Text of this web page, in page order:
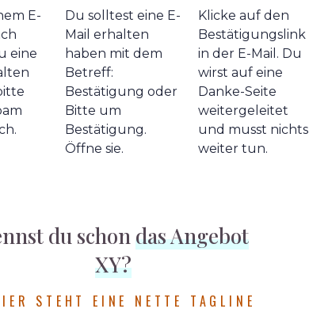
E-
eine
Du solltest eine E-
Mail erhalten
haben mit dem
Betreff:
Bestätigung oder
Bitte um
Bestätigung.
Öffne sie.
Klicke auf den
Bestätigungslink
in der E-Mail. Du
wirst auf eine
Danke-Seite
weitergeleitet
und musst nichts
weiter tun.
du schon das Angebot
XY?
STEHT EINE NETTE TAGLINE